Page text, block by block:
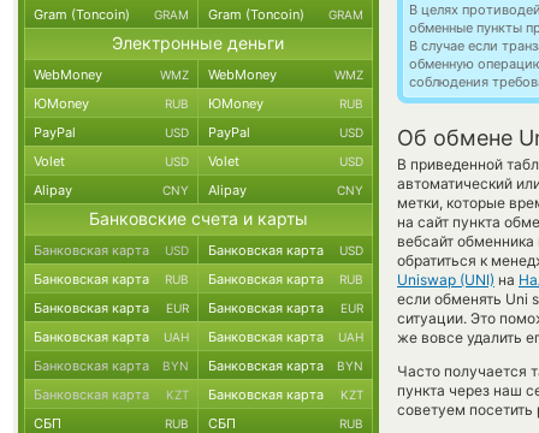
В целях
обменные пункты
В случае если
обменную
соблюдения
Об обмене
В приведенной
автоматический
метки, которые
на сайт пункта
вебсайт
обратиться к
Uniswap (UNI) на
если обменять Uni
ситуации. Это
же вовсе удалить
Часто получается
пункта через наш
советуем посетить
Gram (Toncoin) GRAM Gram (Toncoin) GRAM
Электронные деньги
WebMoney WMZ WebMoney WMZ
ЮMoney RUB ЮMoney RUB
PayPal USD PayPal USD
Volet USD Volet USD
Alipay CNY Alipay CNY
Банковские счета и карты
Банковская карта USD Банковская карта USD
Банковская карта RUB Банковская карта RUB
Банковская карта EUR Банковская карта EUR
Банковская карта UAH Банковская карта UAH
Банковская карта BYN Банковская карта BYN
Банковская карта KZT Банковская карта KZT
СБП RUB СБП RUB